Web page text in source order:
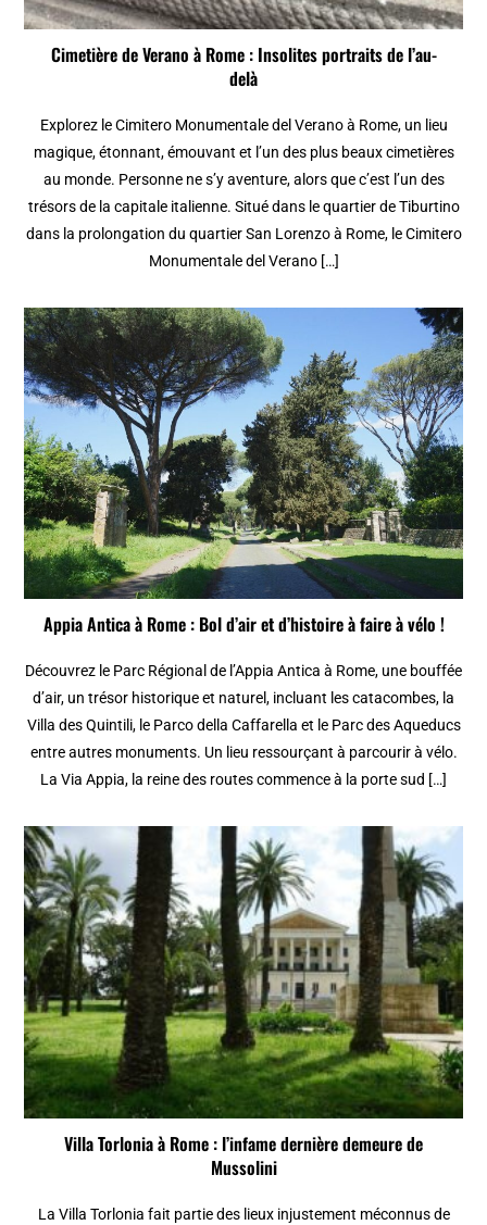
Cimetière de Verano à Rome : Insolites portraits de l’au-
delà
Explorez le Cimitero Monumentale del Verano à Rome, un lieu
magique, étonnant, émouvant et l’un des plus beaux cimetières
au monde. Personne ne s’y aventure, alors que c’est l’un des
trésors de la capitale italienne. Situé dans le quartier de Tiburtino
dans la prolongation du quartier San Lorenzo à Rome, le Cimitero
Monumentale del Verano […]
Appia Antica à Rome : Bol d’air et d’histoire à faire à vélo !
Découvrez le Parc Régional de l’Appia Antica à Rome, une bouffée
d’air, un trésor historique et naturel, incluant les catacombes, la
Villa des Quintili, le Parco della Caffarella et le Parc des Aqueducs
entre autres monuments. Un lieu ressourçant à parcourir à vélo.
La Via Appia, la reine des routes commence à la porte sud […]
Villa Torlonia à Rome : l’infame dernière demeure de
Mussolini
La Villa Torlonia fait partie des lieux injustement méconnus de